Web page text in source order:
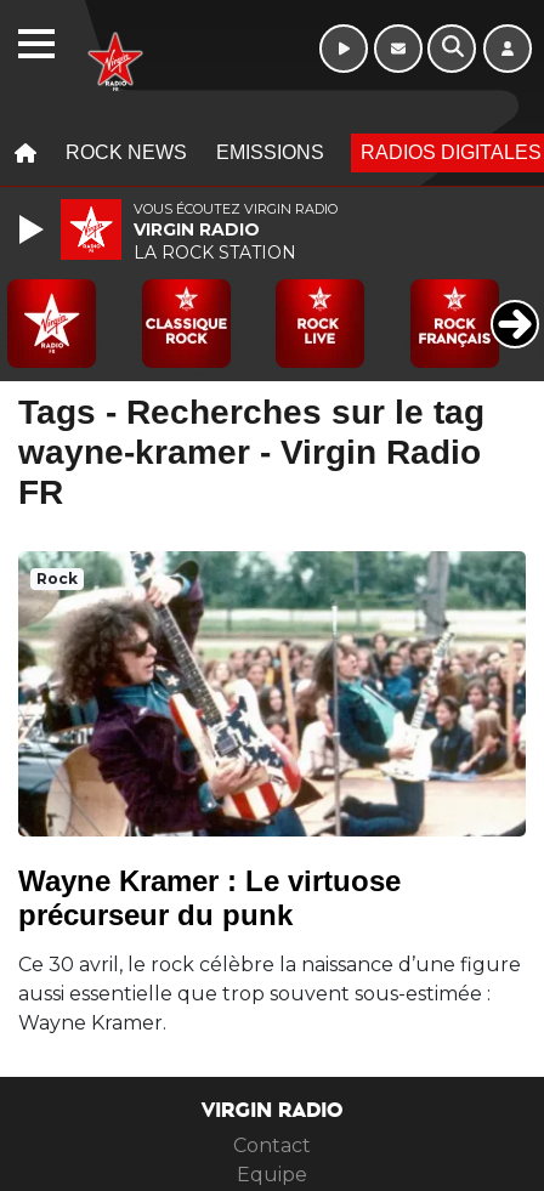
ROCK NEWS EMISSIONS RADIOS DIGITALES
Tags - Recherches sur le tag
wayne-kramer - Virgin Radio
FR
Rock
Wayne Kramer : Le virtuose
précurseur du punk
Ce 30 avril, le rock célèbre la naissance d’une figure
aussi essentielle que trop souvent sous-estimée :
Wayne Kramer.
VIRGIN RADIO
Contact
Equipe
VOUS ÉCOUTEZ VIRGIN RADIO
VIRGIN RADIO
LA ROCK STATION
WEBRADIO